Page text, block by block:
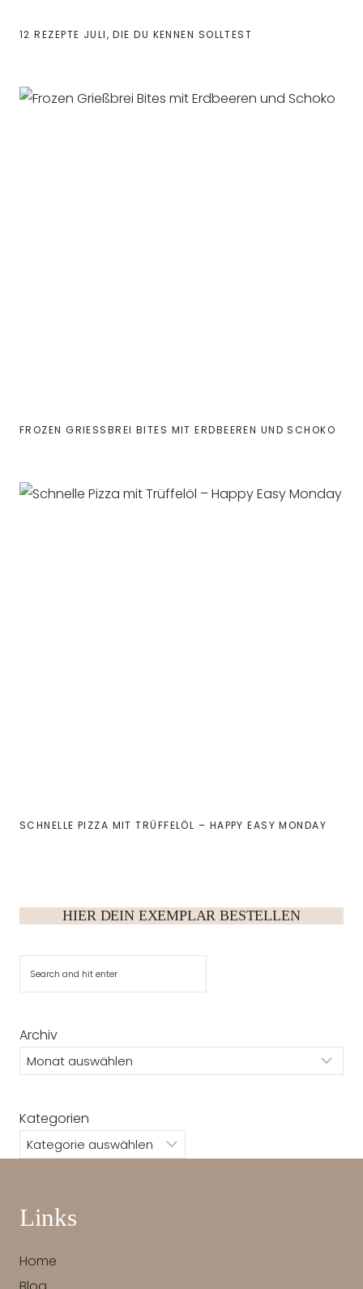
12 REZEPTE JULI, DIE DU KENNEN SOLLTEST
FROZEN GRIESSBREI BITES MIT ERDBEEREN UND SCHOKO
SCHNELLE PIZZA MIT TRÜFFELÖL – HAPPY EASY MONDAY
HIER DEIN EXEMPLAR BESTELLEN
Archiv
Kategorien
Links
Home